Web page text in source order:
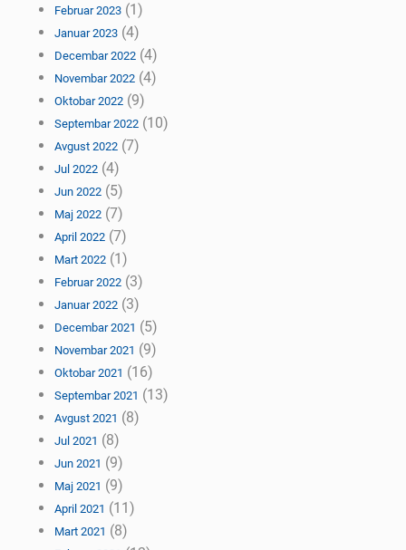
Februar 2023 (1)
Januar 2023 (4)
Decembar 2022 (4)
Novembar 2022 (4)
Oktobar 2022 (9)
Septembar 2022 (10)
Avgust 2022 (7)
Jul 2022 (4)
Jun 2022 (5)
Maj 2022 (7)
April 2022 (7)
Mart 2022 (1)
Februar 2022 (3)
Januar 2022 (3)
Decembar 2021 (5)
Novembar 2021 (9)
Oktobar 2021 (16)
Septembar 2021 (13)
Avgust 2021 (8)
Jul 2021 (8)
Jun 2021 (9)
Maj 2021 (9)
April 2021 (11)
Mart 2021 (8)